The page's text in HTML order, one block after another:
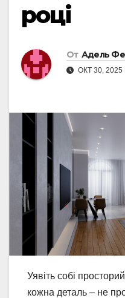
році
От Адель
ОКТ 30, 2025
Уявіть собі
кожна деталь – не